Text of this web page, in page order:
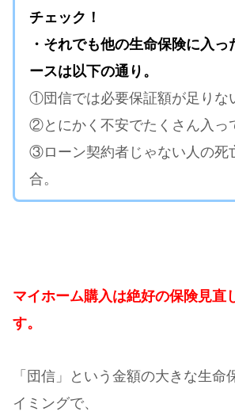
チェック！
・それでも他の生命保険に入っ
ースは以下の通り。
①団信では必要保証額が足りな
②とにかく不安でたくさん入っ
③ローン契約者じゃない人の死
合。
マイホーム購入は絶好の保険見直
す。
「団信」という金額の大きな生命
イミングで、